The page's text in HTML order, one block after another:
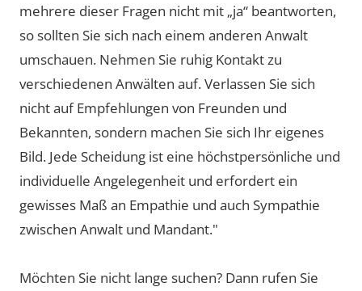
mehrere dieser Fragen nicht mit „ja“ beantworten,
so sollten Sie sich nach einem anderen Anwalt
umschauen. Nehmen Sie ruhig Kontakt zu
verschiedenen Anwälten auf. Verlassen Sie sich
nicht auf Empfehlungen von Freunden und
Bekannten, sondern machen Sie sich Ihr eigenes
Bild. Jede Scheidung ist eine höchstpersönliche und
individuelle Angelegenheit und erfordert ein
gewisses Maß an Empathie und auch Sympathie
zwischen Anwalt und Mandant."
Möchten Sie nicht lange suchen? Dann rufen Sie